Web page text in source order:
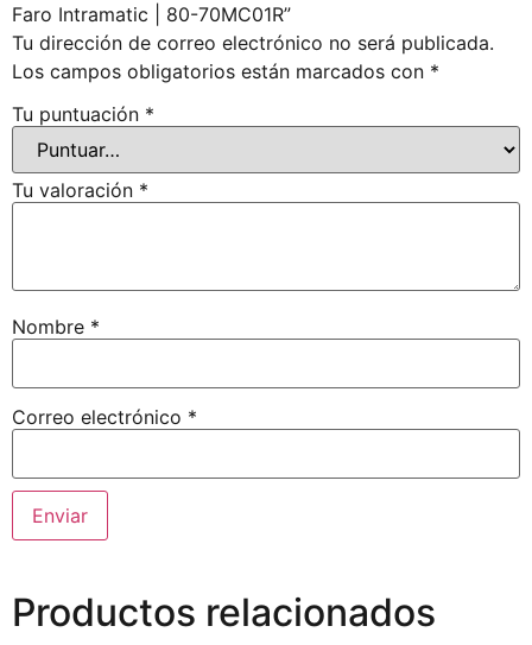
Faro Intramatic | 80-70MC01R”
Tu dirección de correo electrónico no será publicada.
Los campos obligatorios están marcados con *
Tu puntuación *
Tu valoración *
Nombre *
Correo electrónico *
Productos relacionados